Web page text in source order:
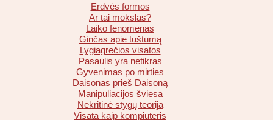
Erdvės formos
Ar tai mokslas?
Laiko fenomenas
Ginčas apie tuštumą
Lygiagrečios visatos
Pasaulis yra netikras
Gyvenimas po mirties
Daisonas prieš Daisoną
Manipuliacijos šviesa
Nekritinė stygų teorija
Visata kaip kompiuteris